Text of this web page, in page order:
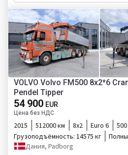
VOLVO Volvo FM500 8x2*6
Pendel Tipper
54 900 EUR
Цена без НДС
2015 512000 км 8х2 Euro 6
500
Грузоподъёмность: 14575 кг
Дания, Padborg